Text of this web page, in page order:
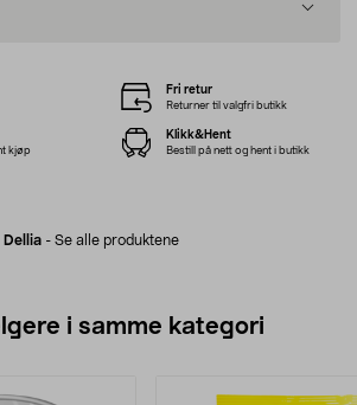
Dellia - Se alle produktene
Fri retur
Returner til valgfri butikk
kjøp
Klikk&Hent
Bestill på nett og hent i butikk
i samme kategori